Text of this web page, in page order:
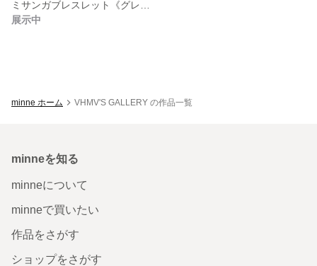
展示中
minne ホーム VHMV'S GALLERY の作品一覧
minneを知る
minneについて
minneで買いたい
作品をさがす
ショップをさがす